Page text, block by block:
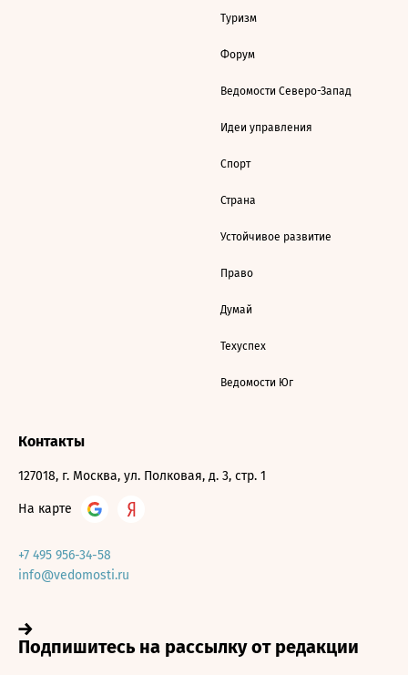
Туризм
Форум
Ведомости Северо-Запад
Идеи управления
Спорт
Страна
Устойчивое развитие
Право
Думай
Техуспех
Ведомости Юг
Контакты
127018, г. Москва, ул. Полковая, д. 3, стр. 1
На карте
+7 495 956-34-58
info@vedomosti.ru